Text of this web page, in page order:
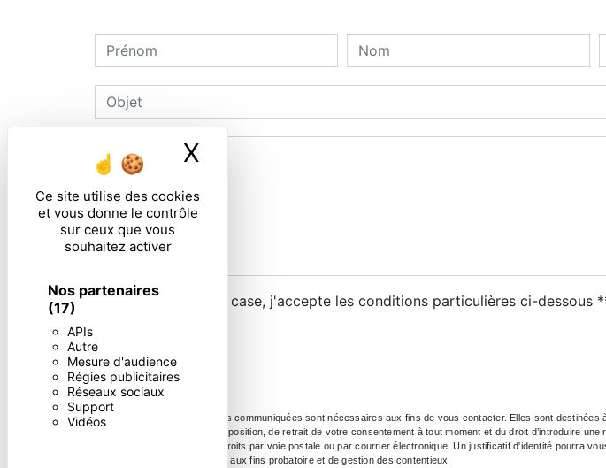
Ce site utilise des cookies
et vous donne le contrôle
sur ceux que vous
souhaitez activer
Nos partenaires
(17)
APIs
Autre
Mesure d'audience
Régies publicitaires
Réseaux sociaux
Support
Vidéos
X
En cochant cette case, j'accepte les conditions particulières ci-dessous
** Les données personnelles communiquées sont nécessaires aux fins de vous contacter. Elles sont
portabilité, de limitation, d’opposition, de retrait de votre consentement à tout moment et du droit d’introduire
Vous pouvez exercer ces droits par voie postale ou par courrier électronique. Un justificatif d'identité pourra
durée de prescription légale aux fins probatoire et de gestion des contentieux.